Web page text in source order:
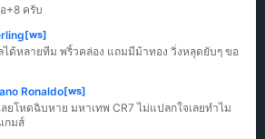
+8 ครับ
[ws]
ได้หลายทีม พริ้วคล่อง แถมมีม้าทอง วิ่งหลุดยับๆ ขอ
Ronaldo[ws]
ลยโหดฉิบหาย มหาเทพ CR7 ไม่แปลกใจเลยทำไม
กมส์